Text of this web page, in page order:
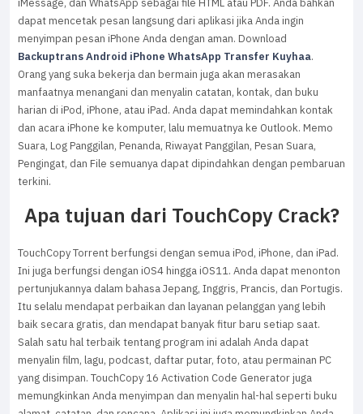
dapat mencetak pesan langsung dari aplikasi jika Anda ingin
menyimpan pesan iPhone Anda dengan aman. Download
Backuptrans Android iPhone WhatsApp Transfer Kuyhaa.
Orang yang suka bekerja dan bermain juga akan merasakan
manfaatnya menangani dan menyalin catatan, kontak, dan buku
harian di iPod, iPhone, atau iPad. Anda dapat memindahkan kontak
dan acara iPhone ke komputer, lalu memuatnya ke Outlook. Memo
Suara, Log Panggilan, Penanda, Riwayat Panggilan, Pesan Suara,
Pengingat, dan File semuanya dapat dipindahkan dengan pembaruan
terkini.
Apa tujuan dari TouchCopy Crack?
TouchCopy Torrent berfungsi dengan semua iPod, iPhone, dan iPad.
Ini juga berfungsi dengan iOS4 hingga iOS11. Anda dapat menonton
pertunjukannya dalam bahasa Jepang, Inggris, Prancis, dan Portugis.
Itu selalu mendapat perbaikan dan layanan pelanggan yang lebih
baik secara gratis, dan mendapat banyak fitur baru setiap saat.
Salah satu hal terbaik tentang program ini adalah Anda dapat
menyalin film, lagu, podcast, daftar putar, foto, atau permainan PC
yang disimpan. TouchCopy 16 Activation Code Generator juga
memungkinkan Anda menyimpan dan menyalin hal-hal seperti buku